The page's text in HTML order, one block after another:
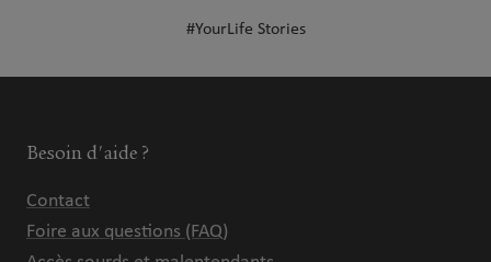
#YourLife Stories
Besoin d'aide ?
Contact
Foire aux questions (FAQ)